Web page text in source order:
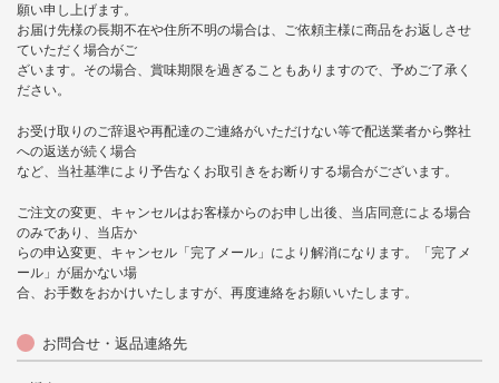
願い申し上げます。
お届け先様の長期不在や住所不明の場合は、ご依頼主様に商品をお返しさせ
ていただく場合がご
ざいます。その場合、賞味期限を過ぎることもありますので、予めご了承く
ださい。
お受け取りのご辞退や再配達のご連絡がいただけない等で配送業者から弊社
への返送が続く場合
など、当社基準により予告なくお取引きをお断りする場合がございます。
ご注文の変更、キャンセルはお客様からのお申し出後、当店同意による場合
のみであり、当店か
らの申込変更、キャンセル「完了メール」により解消になります。「完了メ
ール」が届かない場
合、お手数をおかけいたしますが、再度連絡をお願いいたします。
お問合せ・返品連絡先